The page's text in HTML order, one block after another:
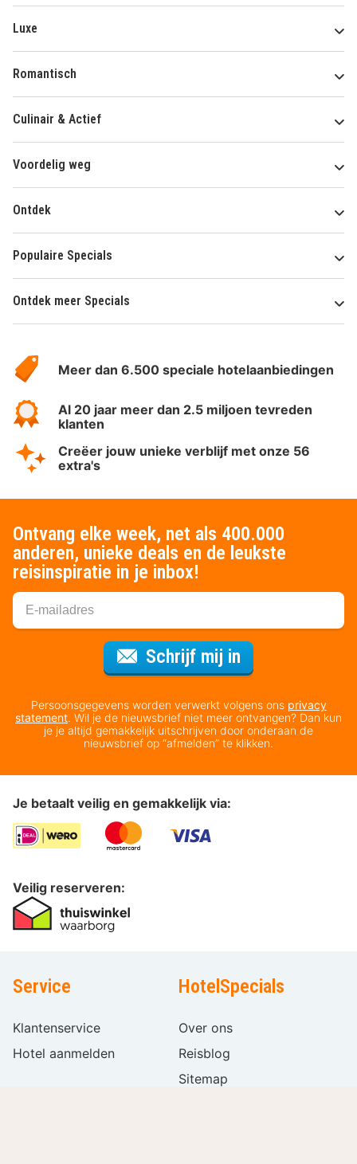
Luxe
Romantisch
Culinair & Actief
Voordelig weg
Ontdek
Populaire Specials
Ontdek meer Specials
HotelSpecials
Meer dan 6.500 speciale hotelaanbiedingen
Al 20 jaar meer dan 2.5 miljoen tevreden
klanten
Creëer jouw unieke verblijf met onze 56
extra's
Ontvang elke week, net als 400.000
anderen, unieke deals en de leukste
reisinspiratie in je inbox!
Schrijf mij in
Persoonsgegevens worden verwerkt volgens ons privacy
statement. Wil je de nieuwsbrief niet meer ontvangen? Dan kun
je je altijd gemakkelijk uitschrijven door onderaan de
nieuwsbrief op “afmelden” te klikken.
Je betaalt veilig en gemakkelijk via:
Veilig reserveren:
Service
Klantenservice
Hotel aanmelden
HotelSpecials
Over ons
Reisblog
Sitemap